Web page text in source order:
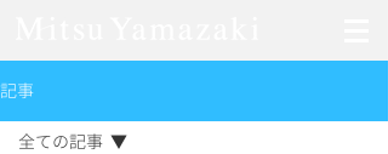
記事
全ての記事